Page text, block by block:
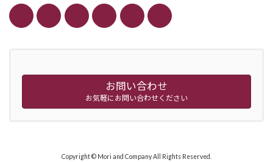
お問い合わせ
お気軽にお問い合わせください
Copyright © Mori and Company All Rights Reserved.